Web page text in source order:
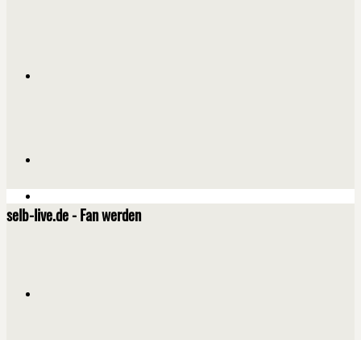
selb-live.de - Fan werden